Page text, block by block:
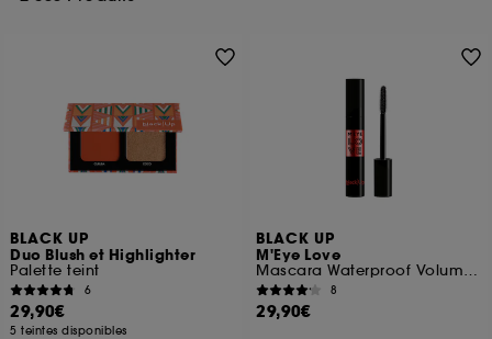
BLACK UP
Duo Blush et Highlighter
Palette teint
6
29,90€
5 teintes disponibles
BLACK UP
M'Eye Love
Mascara Waterproof Volume et courbe
8
29,90€